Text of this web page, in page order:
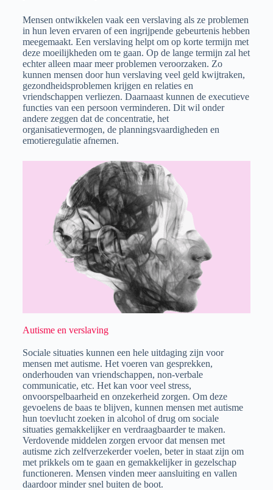
Mensen ontwikkelen vaak een verslaving als ze problemen
in hun leven ervaren of een ingrijpende gebeurtenis hebben
meegemaakt. Een verslaving helpt om op korte termijn met
deze moeilijkheden om te gaan. Op de lange termijn zal het
echter alleen maar meer problemen veroorzaken. Zo
kunnen mensen door hun verslaving veel geld kwijtraken,
gezondheidsproblemen krijgen en relaties en
vriendschappen verliezen. Daarnaast kunnen de executieve
functies van een persoon verminderen. Dit wil onder
andere zeggen dat de concentratie, het
organisatievermogen, de planningsvaardigheden en
emotieregulatie afnemen.
Autisme en verslaving
Sociale situaties kunnen een hele uitdaging zijn voor
mensen met autisme. Het voeren van gesprekken,
onderhouden van vriendschappen, non-verbale
communicatie, etc. Het kan voor veel stress,
onvoorspelbaarheid en onzekerheid zorgen. Om deze
gevoelens de baas te blijven, kunnen mensen met autisme
hun toevlucht zoeken in alcohol of drug om sociale
situaties gemakkelijker en verdraagbaarder te maken.
Verdovende middelen zorgen ervoor dat mensen met
autisme zich zelfverzekerder voelen, beter in staat zijn om
met prikkels om te gaan en gemakkelijker in gezelschap
functioneren. Mensen vinden meer aansluiting en vallen
daardoor minder snel buiten de boot.